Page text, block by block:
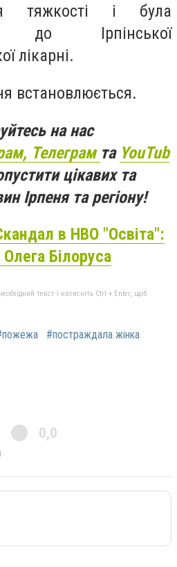
тяжкості і була
до Ірпінської
лікарні.
встановлюється.
на нас
Телеграм та YouTub
цікавих та
Ірпеня та регіону!
в НВО "Освіта":
Білоруса
текст і натисніть Ctrl + Enter, щоб
#постраждала жінка
0,0